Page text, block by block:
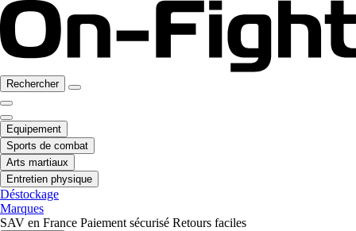
Rechercher
Equipement
Sports de combat
Arts martiaux
Entretien physique
Déstockage
Marques
SAV en France Paiement sécurisé Retours faciles